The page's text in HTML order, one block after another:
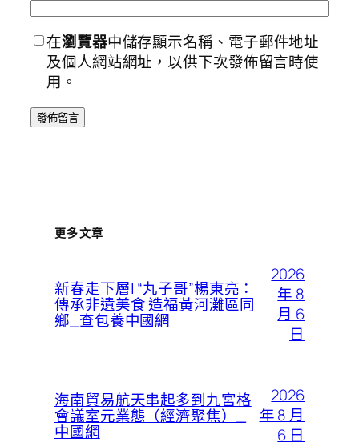
在瀏覽器中儲存顯示名稱、電子郵件地址
及個人網站網址，以供下次發佈留言時使
用。
更多文章
新春走下層| “丸子哥”楊東亮：
傳承非遺美食 造福黃河灘區同
鄉_查包養中國網
2026
年 8
月 6
日
海南貿易航天串起多到九宮格
會議室元業態（經濟聚焦）_
中國網
2026
年 8 月
6 日